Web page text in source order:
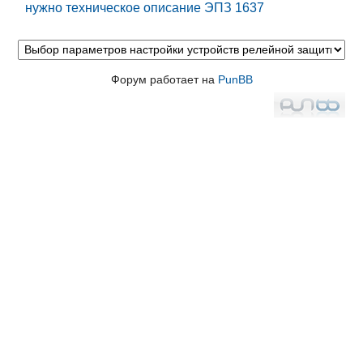
нужно техническое описание ЭПЗ 1637
Форум работает на PunBB